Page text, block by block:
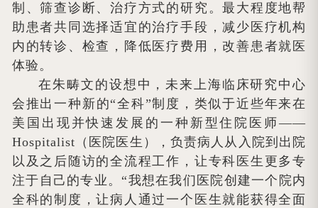
制、筛查诊断、治疗方式的研究。最大程度地帮
助患者共同选择适宜的治疗手段，减少医疗机构
内的转诊、检查，降低医疗费用，改善患者就医
体验。
在朱畴文的设想中，未来上海临床研究中心
会推出一种新的“全科”制度，类似于近些年来在
美国出现并快速发展的一种新型住院医师——
Hospitalist（医院医生），负责病人从入院到出院
以及之后随访的全流程工作，让专科医生更多专
注于自己的专业。“我想在我们医院创建一个院内
全科的制度，让病人通过一个医生就能获得全面